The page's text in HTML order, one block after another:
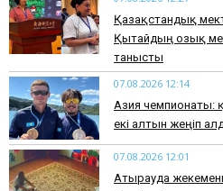
Қазақстандық
Қытайдың озық
танысты
07.08.2026 12:14
Азия чемпионаты:
екі алтын жеңіп
07.08.2026 12:01
Атырауда